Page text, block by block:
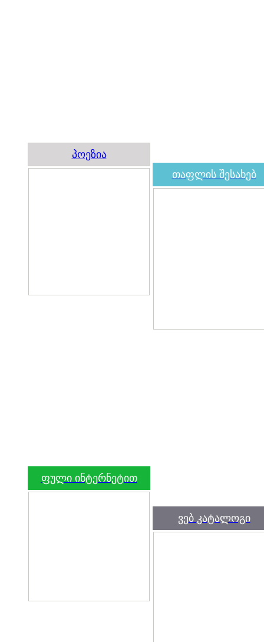
პოეზია
თაფლის შესახებ
ფული ინტერნეტით
ვებ კატალოგი